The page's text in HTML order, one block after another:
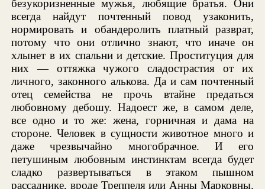
безукоризненные мужья, любящие братья. Они
всегда найдут почтенный повод узаконить,
нормировать и обандеролить платный разврат,
потому что они отлично знают, что иначе он
хлынет в их спальни и детские. Проституция для
них — оттяжка чужого сладострастия от их
личного, законного алькова. Да и сам почтенный
отец семейства не прочь втайне предаться
любовному дебошу. Надоест же, в самом деле,
все одно и то же: жена, горничная и дама на
стороне. Человек в сущности животное много и
даже чрезвычайно многобрачное. И его
петушиным любовным инстинктам всегда будет
сладко развертываться в этаком пышном
рассаднике, вроде Треппеля или Анны Марковны.